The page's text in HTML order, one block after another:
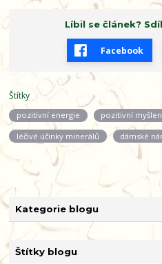
Kategorie blogu
Štítky blogu
Líbil se článek?
Facebook
Štítky
pozitivní energie pozitivní
léčivé účinky minerálů dámské